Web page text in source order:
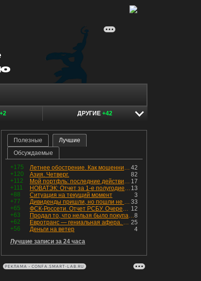
+2 ДРУГИЕ +42
Полезные
Лучшие
Обсуждаемые
+175 42
Летнее обострение. Как мошенники пытаются подсунуть кнопку "БАБЛО" девушкам
+120
82
Азия. Четверг.
+112
17
Мой портфль: последние действия и текущая структура. Краткий комментарий по всем позициям
+111
13
НОВАТЭК: Отчет за 1-е полугодие 2026 - прибыль продолжает падать, но лучшее впереди, если не прилетит
+88
3
Ситуация на текущий момент
+77
33
Дивиденды пришли, но пошли не туда
+65
12
ФСК-Россети. Отчет РСБУ. Очередная допка - бомбовые новости в эфире
+63
8
Продал то, что нельзя было покупать. Изменения в портфеле
+62
25
Евротранс — гениальная афера. Собрал с инвесторов денег, выплатил дивидендов больше текущей капитализации и ушёл в дефолт
+56
4
Деньги на ветер
Лучшие записи за 24 часа
РЕКЛАМА • CONFA.SMART-LAB.RU